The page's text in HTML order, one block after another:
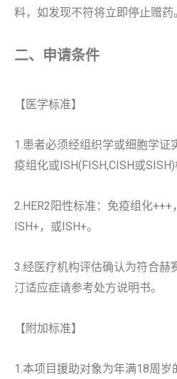
料，如发现不符将立即停止赠药
二、申请条件
【医学标准】
1.患者必须经组织学或细胞学证
疫组化或ISH(FISH,CISH或SISH)
2.HER2阳性标准：免疫组化
ISH+，或ISH+。
3.经医疗机构评估确认为符合赫
汀适应症请参考处方说明书。
【附加标准】
1.本项目援助对象为年满18周